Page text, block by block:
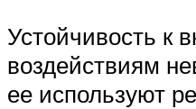
Устойчивость к
воздействиям
ее используют